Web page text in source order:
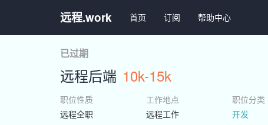
远程.work 首页 订阅 帮助中心
已过期
远程后端 10k-15k
职位性质
远程全职
工作地点
远程工作
职位分类
开发